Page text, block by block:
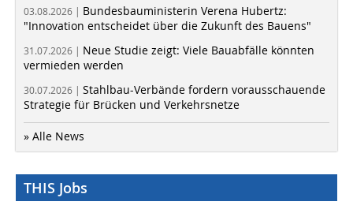
03.08.2026 | Bundesbauministerin Verena Hubertz:
"Innovation entscheidet über die Zukunft des Bauens"
31.07.2026 | Neue Studie zeigt: Viele Bauabfälle könnten
vermieden werden
30.07.2026 | Stahlbau-Verbände fordern vorausschauende
Strategie für Brücken und Verkehrsnetze
» Alle News
THIS Jobs